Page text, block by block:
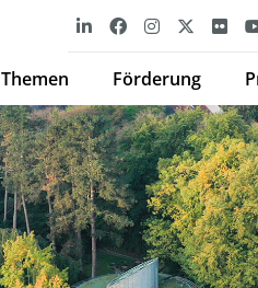
Themen Förderung